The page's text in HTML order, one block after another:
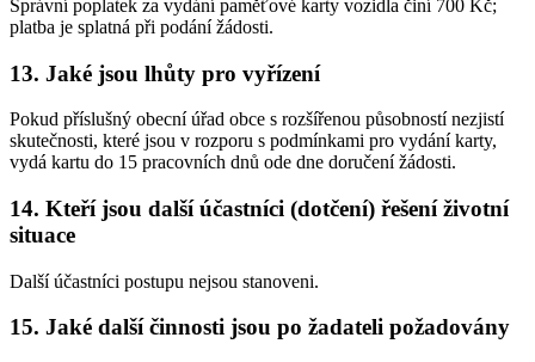
Správní poplatek za vydání paměťové karty vozidla činí 700 Kč;
platba je splatná při podání žádosti.
13. Jaké jsou lhůty pro vyřízení
Pokud příslušný obecní úřad obce s rozšířenou působností nezjistí
skutečnosti, které jsou v rozporu s podmínkami pro vydání karty,
vydá kartu do 15 pracovních dnů ode dne doručení žádosti.
14. Kteří jsou další účastníci (dotčení) řešení životní
situace
Další účastníci postupu nejsou stanoveni.
15. Jaké další činnosti jsou po žadateli požadovány